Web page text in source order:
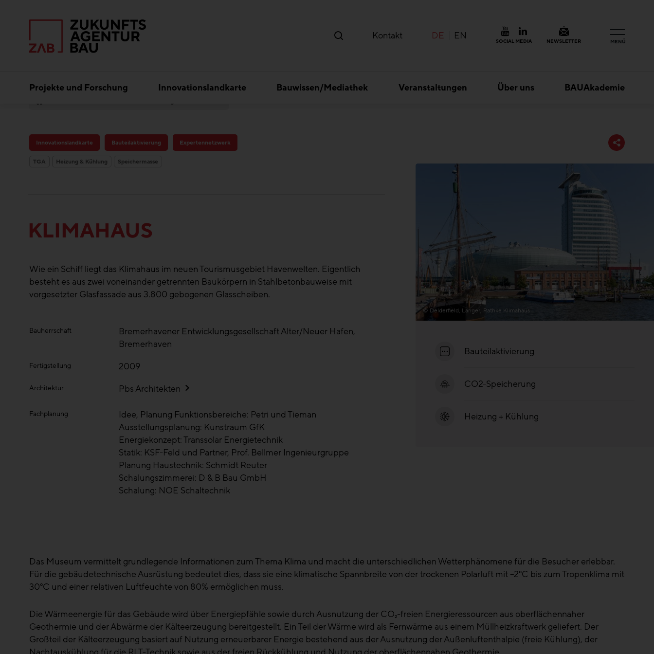
MENÜ
Kontakt DE EN SOCIAL MEDIA NEWSLETTER
Projekte und Forschung Innovationslandkarte Bauwissen/Mediathek Veranstaltungen Über uns BAUAkademie
Innovationslandkarte Bauteilaktivierung Expertennetzwerk
TGA Heizung & Kühlung Speichermasse
KLIMAHAUS
Wie ein Schiff liegt das Klimahaus im neuen Tourismusgebiet Havenwelten. Eigentlich
besteht es aus zwei voneinander getrennten Baukörpern in Stahlbetonbauweise mit
vorgesetzter Glasfassade aus 3.800 gebogenen Glasscheiben.
Bauherrschaft
Bremerhavener Entwicklungsgesellschaft Alter/Neuer Hafen,
Bremerhaven
Fertigstellung 2009
Architektur Pbs Architekten
Fachplanung
Idee, Planung Funktionsbereiche: Petri und Tieman
Ausstellungsplanung: Kunstraum GfK
Energiekonzept: Transsolar Energietechnik
Statik: KSF-Feld und Partner, Prof. Bellmer Ingenieurgruppe
Planung Haustechnik: Schmidt Reuter
Schalungszimmerei: D & B Bau GmbH
Schalung: NOE Schaltechnik
© Delderfield, Langer, Rathke Klimahaus
Bauteilaktivierung
CO2-Speicherung
Heizung + Kühlung
Das Museum vermittelt grundlegende Informationen zum Thema Klima und macht die unterschiedlichen Wetterphänomene für die Besucher erlebbar.
Für die gebäudetechnische Ausrüstung bedeutet dies, dass sie eine klimatische Spannbreite von der trockenen Polarluft mit –2°C bis zum Tropenklima mit
30°C und einer relativen Luftfeuchte von 80% ermöglichen muss.
Die Wärmeenergie für das Gebäude wird über Energiepfähle sowie durch Ausnutzung der CO₂-freien Energieressourcen aus oberflächennaher
Geothermie und der Abwärme der Kälteerzeugung bereitgestellt. Ein Teil der Wärme wird als Fernwärme aus einem Müllheizkraftwerk geliefert. Der
Großteil der Kälteerzeugung basiert auf Nutzung erneuerbarer Energie bestehend aus der Ausnutzung der Außenluftenthalpie (freie Kühlung), der